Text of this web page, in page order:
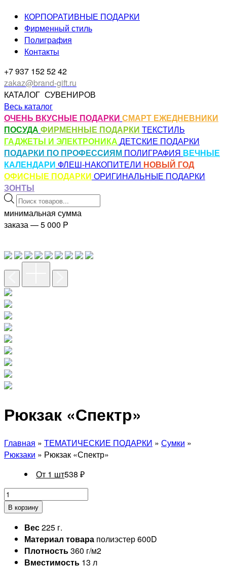
КОРПОРАТИВНЫЕ ПОДАРКИ
Фирменный стиль
Полиграфия
Контакты
+7 937 152 52 42
zakaz@brand-gift.ru
КАТАЛОГ СУВЕНИРОВ
Весь каталог
ОЧЕНЬ ВКУСНЫЕ ПОДАРКИ СМАРТ ЕЖЕДНЕВНИКИ
ПОСУДА ФИРМЕННЫЕ ПОДАРКИ ТЕКСТИЛЬ
ГАДЖЕТЫ И ЭЛЕКТРОНИКА ДЕТСКИЕ ПОДАРКИ
ПОДАРКИ ПО ПРОФЕССИЯМ ПОЛИГРАФИЯ ВЕЧНЫЕ
КАЛЕНДАРИ ФЛЕШ-НАКОПИТЕЛИ НОВЫЙ ГОД
ОФИСНЫЕ ПОДАРКИ ОРИГИНАЛЬНЫЕ ПОДАРКИ
ЗОНТЫ
Поиск
товаров
минимальная сумма
заказа — 5 000 P
Рюкзак «Спектр»
Главная » ТЕМАТИЧЕСКИЕ ПОДАРКИ » Сумки »
Рюкзаки » Рюкзак «Спектр»
От 1 шт538 ₽
В корзину
Вес225 г.
Материал товара полиэстер 600D
Плотность360 г/м2
Вместимость 13 л